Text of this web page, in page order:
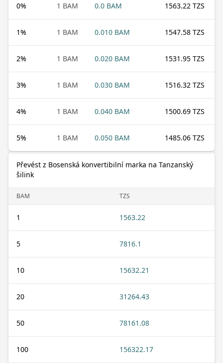
0% 1 BAM 0.0 BAM 1563.22 TZS
1% 1 BAM 0.010 BAM 1547.58 TZS
2% 1 BAM 0.020 BAM 1531.95 TZS
3% 1 BAM 0.030 BAM 1516.32 TZS
4% 1 BAM 0.040 BAM 1500.69 TZS
5% 1 BAM 0.050 BAM 1485.06 TZS
Převést z Bosenská konvertibilní marka na Tanzanský
šilink
BAM TZS
1 1563.22
5 7816.1
10 15632.21
20 31264.43
50 78161.08
100 156322.17